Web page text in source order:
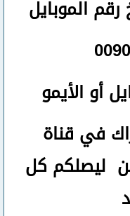
الموبايل
أو الأيمو
في قناة
ليصلكم كل